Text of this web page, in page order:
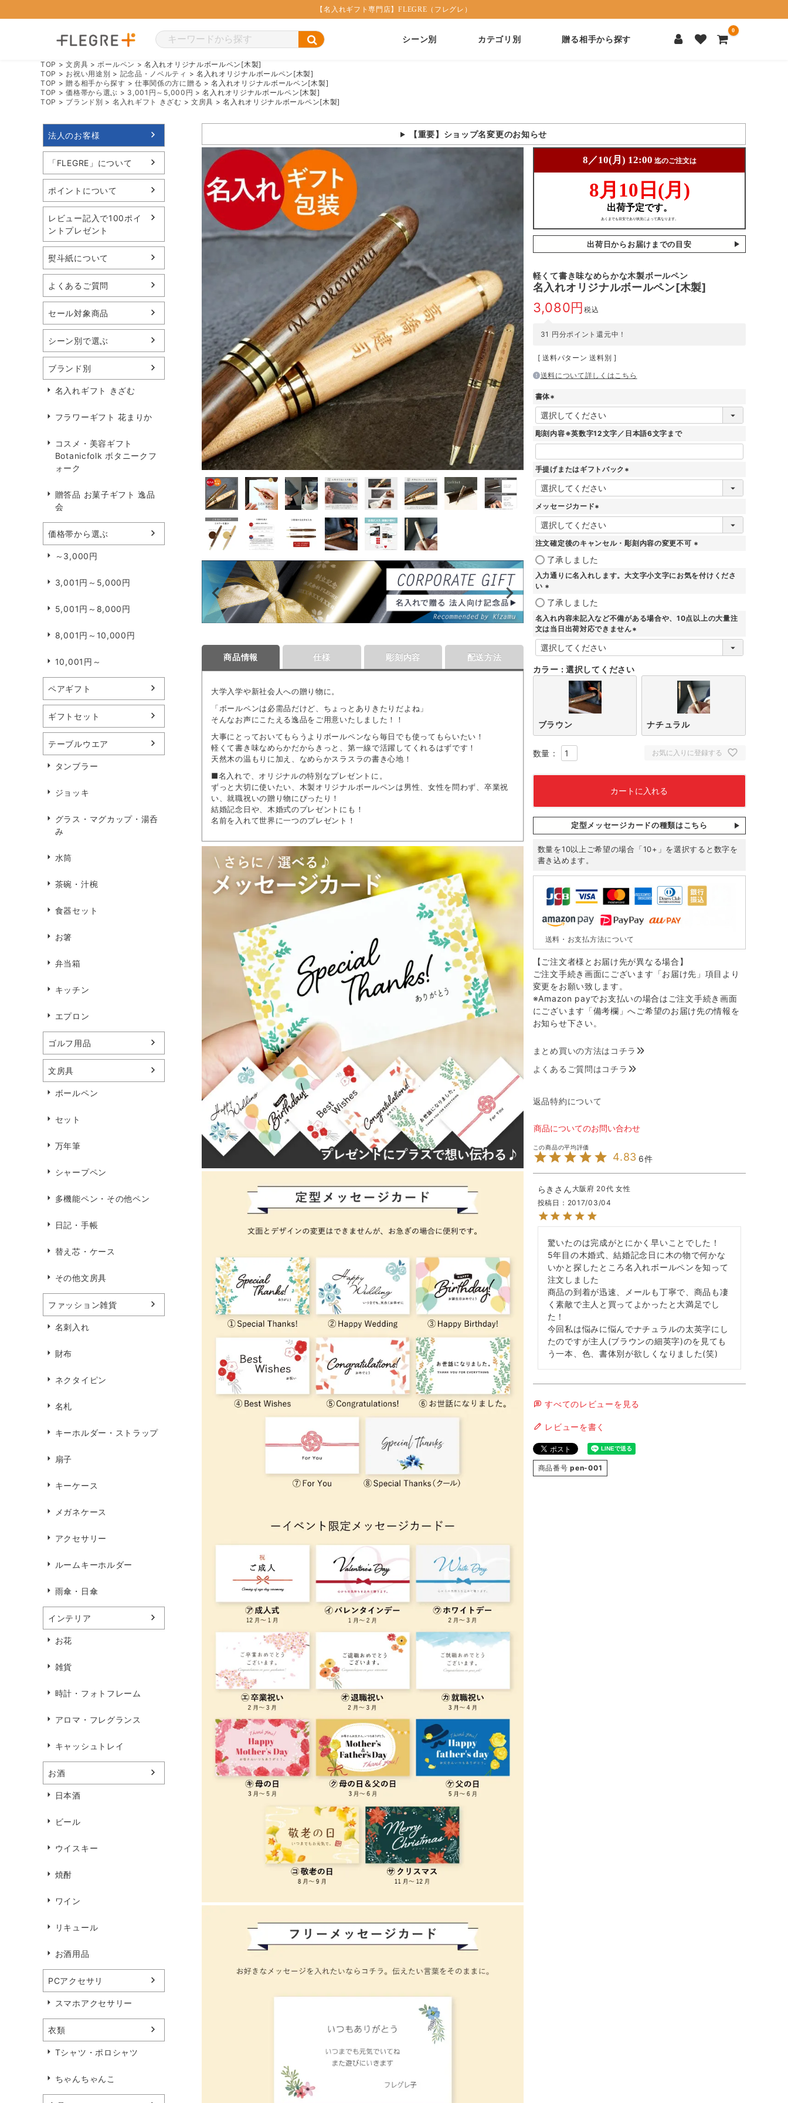
【名入れギフト専門店】FLEGRE（フレグレ）
シーン別 カテゴリ別 贈る相手から探す
0
TOP 文房具 ボールペン
名入れオリジナルボールペン[木製]
TOP
お祝い用途別 記念品・ノベルティ
名入れオリジナルボールペン[木製]
TOP
贈る相手から探す 仕事関係の方に贈る
名入れオリジナルボールペン[木製]
TOP
価格帯から選ぶ 3,001円～5,000円
名入れオリジナルボールペン[木製]
TOP
ブランド別 名入れギフト きざむ 文房具 名入れオリジナルボールペン[木製]
法人のお客様
「FLEGRE」について
ポイントについて
レビュー記入で100ポイ
ントプレゼント
熨斗紙について
よくあるご質問
セール対象商品
シーン別で選ぶ
ブランド別
名入れギフト きざむ
フラワーギフト 花まりか
コスメ・美容ギフト
Botanicfolk ボタニークフ
ォーク
贈答品 お菓子ギフト 逸品
会
価格帯から選ぶ
～3,000円
3,001円～5,000円
5,001円～8,000円
8,001円～10,000円
10,001円～
ペアギフト
ギフトセット
テーブルウエア
タンブラー
ジョッキ
グラス・マグカップ・湯呑
み
水筒
茶碗・汁椀
食器セット
お箸
弁当箱
キッチン
エプロン
ゴルフ用品
文房具
ボールペン
セット
万年筆
シャープペン
多機能ペン・その他ペン
日記・手帳
替え芯・ケース
その他文房具
ファッション雑貨
名刺入れ
財布
ネクタイピン
名札
キーホルダー・ストラップ
扇子
キーケース
メガネケース
アクセサリー
ルームキーホルダー
雨傘・日傘
インテリア
お花
雑貨
時計・フォトフレーム
アロマ・フレグランス
キャッシュトレイ
お酒
日本酒
ビール
ウイスキー
焼酎
ワイン
リキュール
お酒用品
PCアクセサリ
スマホアクセサリー
衣類
Tシャツ・ポロシャツ
ちゃんちゃんこ
【重要】ショップ名変更のお知らせ
商品情報
大学入学や新社会人への贈り物に。
「ボールペンは必需品だけど、ちょっとありきたりだよね」
そんなお声にこたえる逸品をご用意いたしました！！
大事にとっておいてもらうよりボールペンなら毎日でも使ってもらいたい！
軽くて書き味なめらかだからきっと、第一線で活躍してくれるはずです！
天然木の温もりに加え、なめらかスラスラの書き心地！
■名入れで、オリジナルの特別なプレゼントに。
ずっと大切に使いたい、木製オリジナルボールペンは男性、女性を問わず、卒業祝
い、就職祝いの贈り物にぴったり！
結婚記念日や、木婚式のプレゼントにも！
名前を入れて世界に一つのプレゼント！
仕様 彫刻内容 配送方法
出荷日からお届けまでの目安
軽くて書き味なめらかな木製ボールペン
名入れオリジナルボールペン[木製]
3,080 税込
31 円分ポイント還元中！
送料パターン 送料別
送料について詳しくはこちら
書体
(
必
須
彫刻内容※英数字12文字／日本語6文字まで
手提げまたはギフトバック
(
メッセージカード
(
必
須
注文確定後のキャンセル・彫刻内容の変更不可
須
了承しました
入力通りに名入れします。大文字小文字にお気を付けくださ
い
(
必
須
)
了承しました
名入れ内容未記入など不備がある場合や、10点以上の大量注
文は当日出荷対応できません
(
)
カラー 選択してください
ブラウン ナチュラル
お気に入りに登録する
カートに入れる
定型メッセージカードの種類はこちら
数量を10以上ご希望の場合「10+」を選択すると数字を
書き込めます。
送料・お支払方法について
【ご注文者様とお届け先が異なる場合】
ご注文手続き画面にございます「お届け先」項目より
変更をお願い致します。
※Amazon payでお支払いの場合はご注文手続き画面
にございます「備考欄」へご希望のお届け先の情報を
お知らせ下さい。
まとめ買いの方法はコチラ
よくあるご質問はコチラ
返品特約について
商品についてのお問い合わせ
4.83 6
らき 大阪府 20代 女性
投稿日
2017/03/04
驚いたのは完成がとにかく早いことでした！
5年目の木婚式、結婚記念日に木の物で何かな
いかと探したところ名入れボールペンを知って
注文しました
商品の到着が迅速、メールも丁寧で、商品も凄
く素敵で主人と買ってよかったと大満足でし
た！
今回私は悩みに悩んでナチュラルの太英字にし
たのですが主人(ブラウンの細英字)のを見ても
う一本、色、書体別が欲しくなりました(笑)
すべてのレビューを見る
レビューを書く
商品番号 pen-001